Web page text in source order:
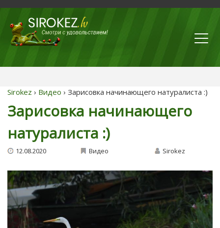
Sirokez › Видео › Зарисовка начинающего натуралиста :)
Зарисовка начинающего
натуралиста :)
12.08.2020 Видео Sirokez